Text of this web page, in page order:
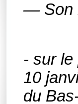
— Son
- sur le
10
du